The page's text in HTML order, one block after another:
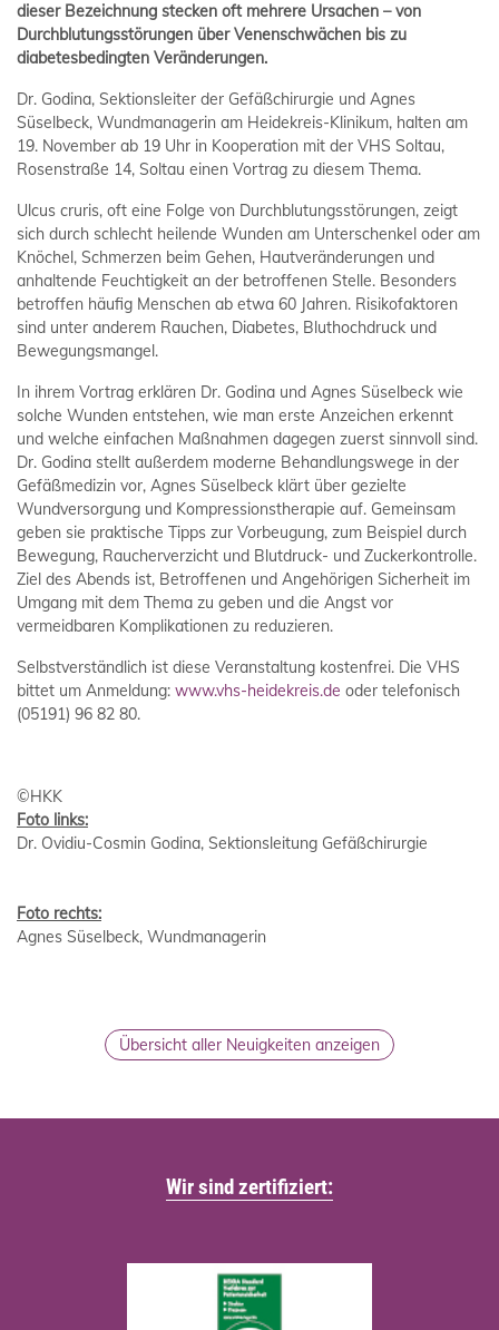
dieser Bezeichnung stecken oft mehrere Ursachen – von
Durchblutungsstörungen über Venenschwächen bis zu
diabetesbedingten Veränderungen.
Dr. Godina, Sektionsleiter der Gefäßchirurgie und Agnes
Süselbeck, Wundmanagerin am Heidekreis-Klinikum, halten am
19. November ab 19 Uhr in Kooperation mit der VHS Soltau,
Rosenstraße 14, Soltau einen Vortrag zu diesem Thema.
Ulcus cruris, oft eine Folge von Durchblutungsstörungen, zeigt
sich durch schlecht heilende Wunden am Unterschenkel oder am
Knöchel, Schmerzen beim Gehen, Hautveränderungen und
anhaltende Feuchtigkeit an der betroffenen Stelle. Besonders
betroffen häufig Menschen ab etwa 60 Jahren. Risikofaktoren
sind unter anderem Rauchen, Diabetes, Bluthochdruck und
Bewegungsmangel.
In ihrem Vortrag erklären Dr. Godina und Agnes Süselbeck wie
solche Wunden entstehen, wie man erste Anzeichen erkennt
und welche einfachen Maßnahmen dagegen zuerst sinnvoll sind.
Dr. Godina stellt außerdem moderne Behandlungswege in der
Gefäßmedizin vor, Agnes Süselbeck klärt über gezielte
Wundversorgung und Kompressionstherapie auf. Gemeinsam
geben sie praktische Tipps zur Vorbeugung, zum Beispiel durch
Bewegung, Raucherverzicht und Blutdruck- und Zuckerkontrolle.
Ziel des Abends ist, Betroffenen und Angehörigen Sicherheit im
Umgang mit dem Thema zu geben und die Angst vor
vermeidbaren Komplikationen zu reduzieren.
Selbstverständlich ist diese Veranstaltung kostenfrei. Die VHS
bittet um Anmeldung: www.vhs-heidekreis.de oder telefonisch
(05191) 96 82 80.
©HKK
Foto links:
Dr. Ovidiu-Cosmin Godina, Sektionsleitung Gefäßchirurgie
Foto rechts:
Agnes Süselbeck, Wundmanagerin
Übersicht aller Neuigkeiten anzeigen
Wir sind zertifiziert: